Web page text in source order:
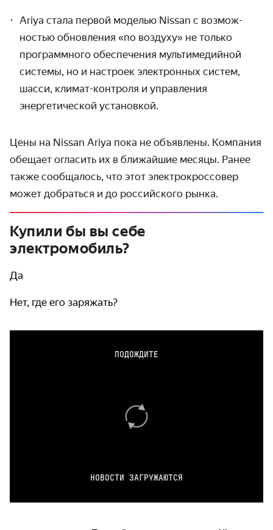
Ariya стала первой моделью Nissan с возмож­
ностью обнов­ления «по воздуху» не только
программного обеспе­чения мульти­медийной
системы, но и настроек электронных систем,
шасси, климат-контроля и управ­ления
энергетической установкой.
Цены на Nissan Ariya пока не объявлены. Компания
обещает огласить их в ближайшие месяцы. Ранее
также сообщалось, что этот электрокроссовер
может добраться и до российского рынка.
Купили бы вы себе
электромобиль?
Да
Нет, где его заряжать?
ПОДОЖДИТЕ
НОВОСТИ ЗАГРУЖАЮТСЯ